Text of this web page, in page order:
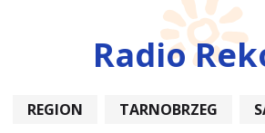
Radio
REGION TARNOBRZEG